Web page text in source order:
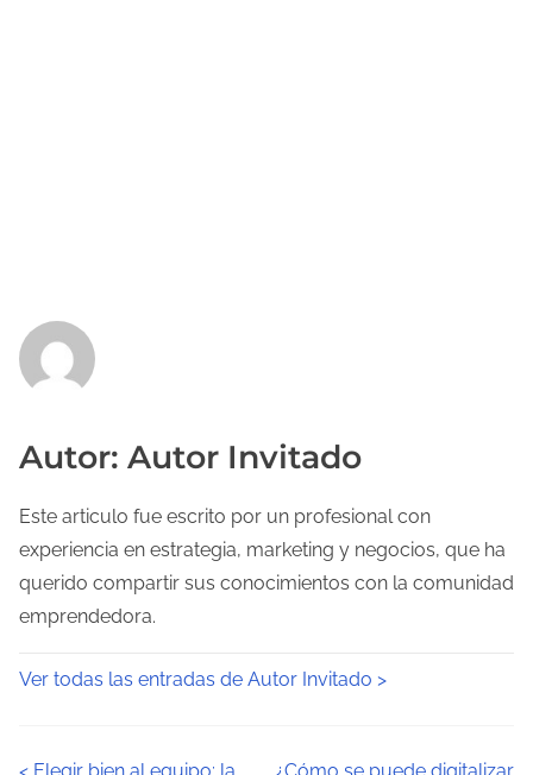
Autor: Autor Invitado
Este articulo fue escrito por un profesional con
experiencia en estrategia, marketing y negocios, que ha
querido compartir sus conocimientos con la comunidad
emprendedora.
Ver todas las entradas de Autor Invitado >